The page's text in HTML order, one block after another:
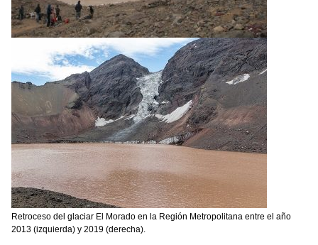
Retroceso del glaciar El Morado en la Región Metropolitana entre el año
2013 (izquierda) y 2019 (derecha).